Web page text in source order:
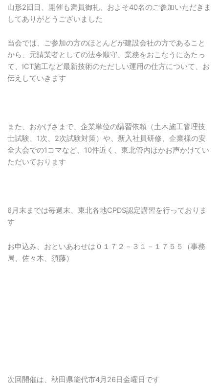
山形2回目、開催も満員御礼、およそ40名のご参加いただきま
してありがとうございました
当会では、ご参加の方のほとんどが建設会社の方であること
から、元請業者としての法令順守、業務をおこなうにあたっ
て、ICT施工など最新技術のただしい運用の仕方について、お
伝えしていきます
また、おかげさまで、企業単位の講習依頼（土木施工管理技
士試験、1次、2次試験対策）や、新入社員研修、企業様の安
全大会での1コマなど、10件近く、東北管内ほかお声かけてい
ただいております
6月末までは毎週末、東北各地CPDS認定講習を行っておりま
す
お申込み、おといあわせは０１７２－３１－１７５５（事務
局、佐々木、須藤）
次回開催は、秋田県能代市4月26日金曜日です